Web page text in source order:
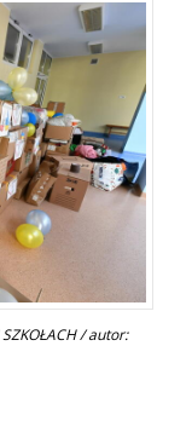
SZKOŁACH / autor: